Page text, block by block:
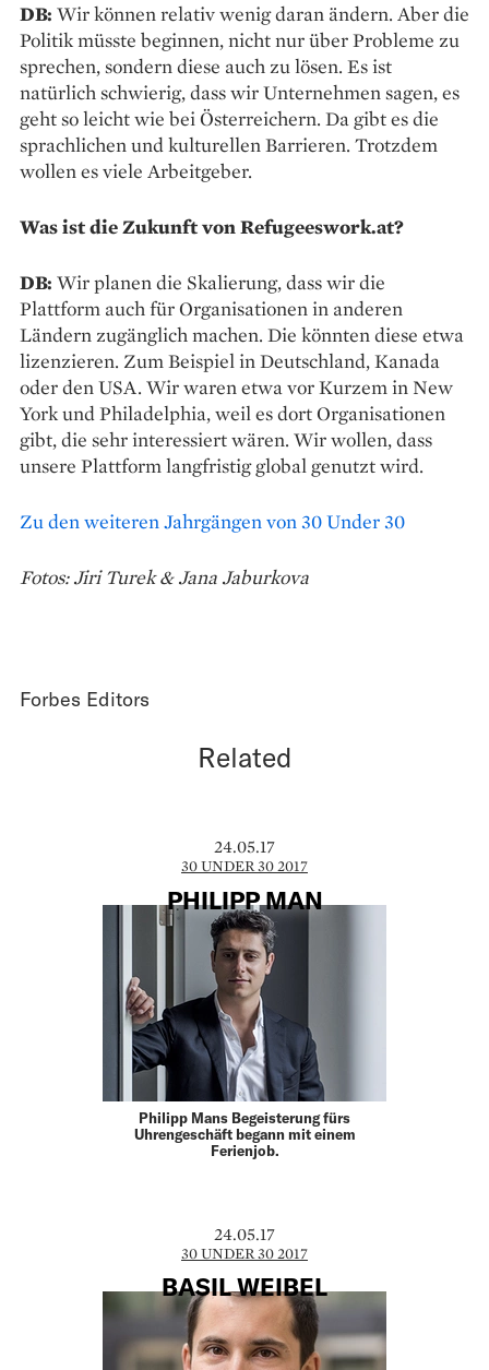
DB: Wir können relativ wenig daran ändern. Aber die
Politik müsste beginnen, nicht nur über Probleme zu
sprechen, sondern diese auch zu lösen. Es ist
natürlich schwierig, dass wir Unternehmen sagen, es
geht so leicht wie bei Österreichern. Da gibt es die
sprachlichen und kulturellen Barrieren. Trotzdem
wollen es viele Arbeitgeber.
Was ist die Zukunft von Refugeeswork.at?
DB: Wir planen die Skalierung, dass wir die
Plattform auch für ­Organisationen in anderen
Ländern zugänglich machen. Die könnten diese etwa
lizenzieren. Zum Beispiel in Deutschland, Kanada
oder den USA. Wir waren etwa vor Kurzem in New
York und Philadelphia, weil es dort Organisationen
gibt, die sehr interessiert wären. Wir wollen, dass
unsere Plattform langfristig global ­genutzt wird.
Zu den weiteren Jahrgängen von 30 Under 30
Fotos: Jiri Turek & Jana Jaburkova
Forbes Editors
Related
24.05.17
30 UNDER 30 2017
PHILIPP MAN
Philipp Mans Begeisterung fürs
Uhrengeschäft begann mit einem
Ferienjob.
24.05.17
30 UNDER 30 2017
BASIL WEIBEL